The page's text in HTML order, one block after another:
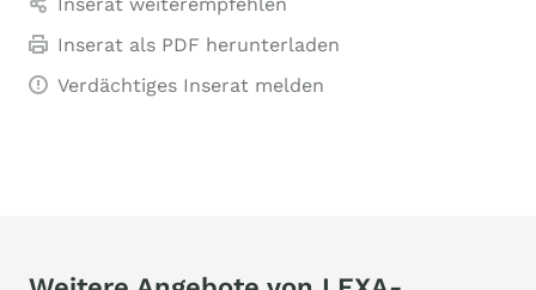
Inserat als PDF herunterladen
Verdächtiges Inserat melden